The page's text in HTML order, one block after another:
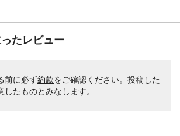
たレビュー
前に必ず約款をご確認ください。投稿した
たものとみなします。